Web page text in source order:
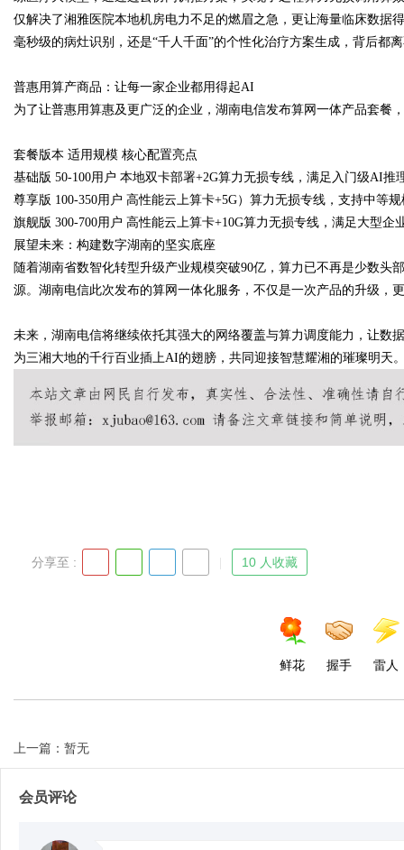
仅解决了湘雅医院本地机房电力不足的燃眉之急，更让海量临床数据
毫秒级的病灶识别，还是“千人千面”的个性化治疗方案生成，背后都
普惠用算产商品：让每一家企业都用得起AI
为了让普惠用算惠及更广泛的企业，湖南电信发布算网一体产品套餐
套餐版本 适用规模 核心配置亮点
基础版 50-100用户 本地双卡部署+2G算力无损专线，满足入门级AI推
尊享版 100-350用户 高性能云上算卡+5G）算力无损专线，支持中等
旗舰版 300-700用户 高性能云上算卡+10G算力无损专线，满足大型企
展望未来：构建数字湖南的坚实底座
随着湖南省数智化转型升级产业规模突破90亿，算力已不再是少数头
源。湖南电信此次发布的算网一体化服务，不仅是一次产品的升级，
未来，湖南电信将继续依托其强大的网络覆盖与算力调度能力，让数
为三湘大地的千行百业插上AI的翅膀，共同迎接智慧耀湘的璀璨明天
分享至 : 10 人收藏
鲜花 握手 雷人
上一篇：暂无
会员评论